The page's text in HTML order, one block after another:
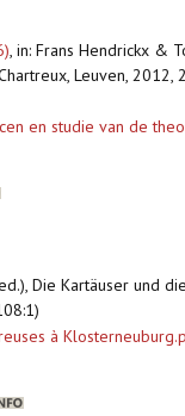
, in: Frans Hendrickx &
Leuven,
en studie van de
Die Kartäuser und
à